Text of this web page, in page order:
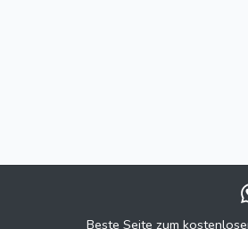
Beste Seite zum